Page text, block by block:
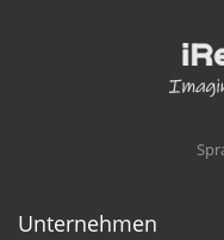
Unternehmen